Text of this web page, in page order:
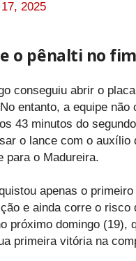
2025
o pênalti no fim
conseguiu abrir o
entanto, a equipe não
43 minutos do
o lance com o auxílio
para o Madureira.
apenas o
e ainda corre o risco
próximo domingo (19),
primeira vitória na